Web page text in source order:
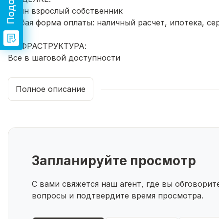
Один взрослый собственник
Любая форма оплаты: наличный расчет, ипотека,
ИНФРАСТРУКТУРА:
Все в шаговой доступности
Школа в 7х минутах пешком №8, №10В 2-х минутах
Кувыкина, Октябрьский коммунально-строительный
Полное описание
Запланируйте просмотр
С вами свяжется наш агент, где вы
вопросы и подтвердите время просмотра.